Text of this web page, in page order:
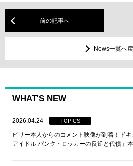
前の記事へ
News一覧へ
WHAT'S NEW
2026.04.24 TOPICS
ビリー本人からのコメント映像が到着！ド
アイドル パンク・ロッカーの反逆と代償」本